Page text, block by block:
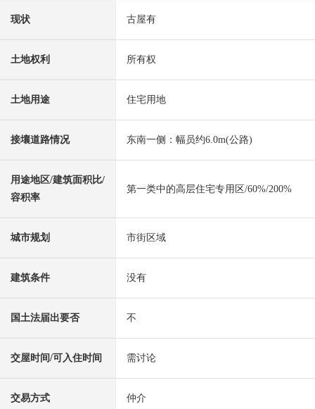
现状 古屋有
土地权利 所有权
土地用途 住宅用地
接壤道路情况 东南一侧：幅员约6.0m(公路)
用途地区/建筑面积比/
容积率
第一类中的高层住宅专用区/60%/200%
城市规划 市街区域
建筑条件 没有
国土法届出要否 不
交屋时间/可入住时间 需讨论
交易方式 仲介